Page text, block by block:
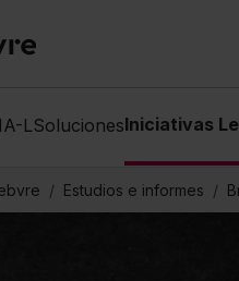
LSolucionesIniciativas
Estudios e informes